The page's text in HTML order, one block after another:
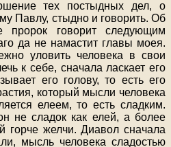
тех постыдных дел, о
Павлу, стыдно и говорить. Об
пророк говорит следующим
да не намастит главы моея.
уловить человека в свои
к себе, сначала ласкает его
его голову, то есть его
который мысли человека
елеем, то есть сладким.
не сладок как елей, а более
горче желчи. Диавол сначала
мысль человека сладостью